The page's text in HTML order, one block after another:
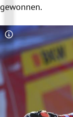
gewonnen.
Copyright-